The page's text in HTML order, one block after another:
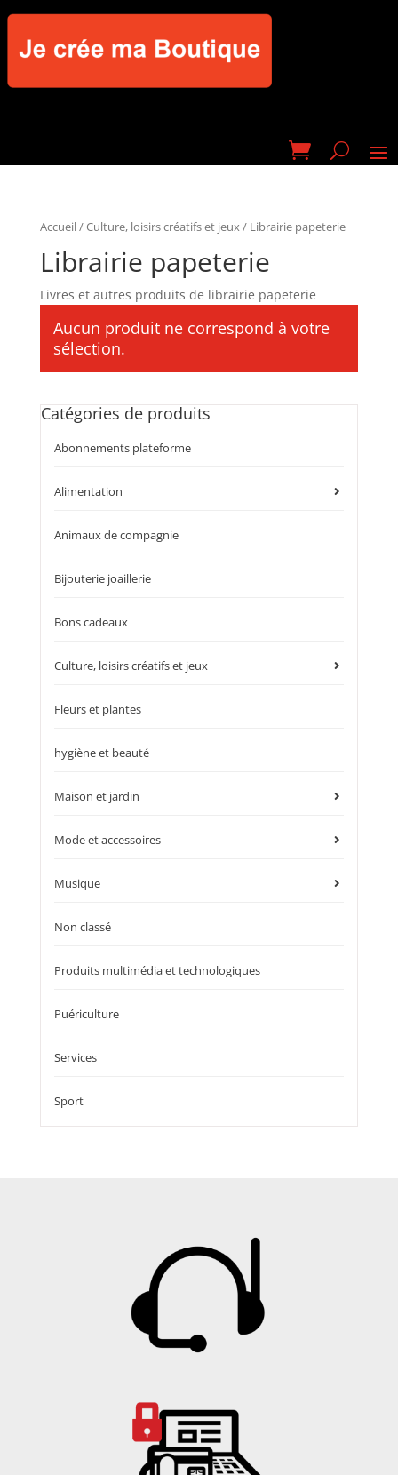
Accueil/Culture, loisirs créatifs et jeux/ Librairie papeterie
Librairie papeterie
Livres et autres produits de librairie papeterie
Aucun produit ne correspond à votre
sélection.
Catégories de produits
Abonnements plateforme
Alimentation
Animaux de compagnie
Bijouterie joaillerie
Bons cadeaux
Culture, loisirs créatifs et jeux
Fleurs et plantes
hygiène et beauté
Maison et jardin
Mode et accessoires
Musique
Non classé
Produits multimédia et technologiques
Puériculture
Services
Sport